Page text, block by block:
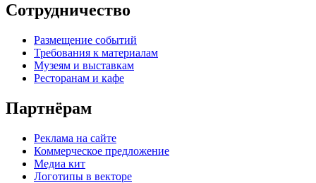
Сотрудничество
Размещение событий
Требования к материалам
Музеям и выставкам
Ресторанам и кафе
Партнёрам
Реклама на сайте
Коммерческое предложение
Медиа кит
Логотипы в векторе